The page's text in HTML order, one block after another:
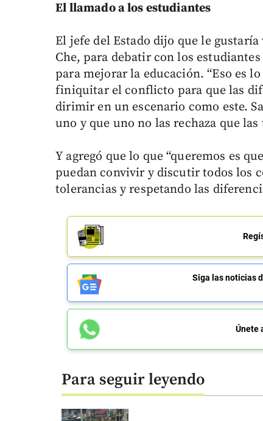
El llamado a los estudiantes
El jefe del Estado dijo que le
Che, para debatir con los
para mejorar la educación. “Eso es
finiquitar el conflicto para que las
dirimir en un escenario como este.
uno y que uno no las rechaza que
Y agregó que lo que “queremos es
puedan convivir y discutir todos los
tolerancias y respetando las
Siga las noticias
Únete
Para seguir leyendo